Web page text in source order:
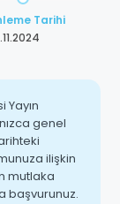
Tarihi
Yayın
genel
ilişkin
mutlaka
başvurunuz.